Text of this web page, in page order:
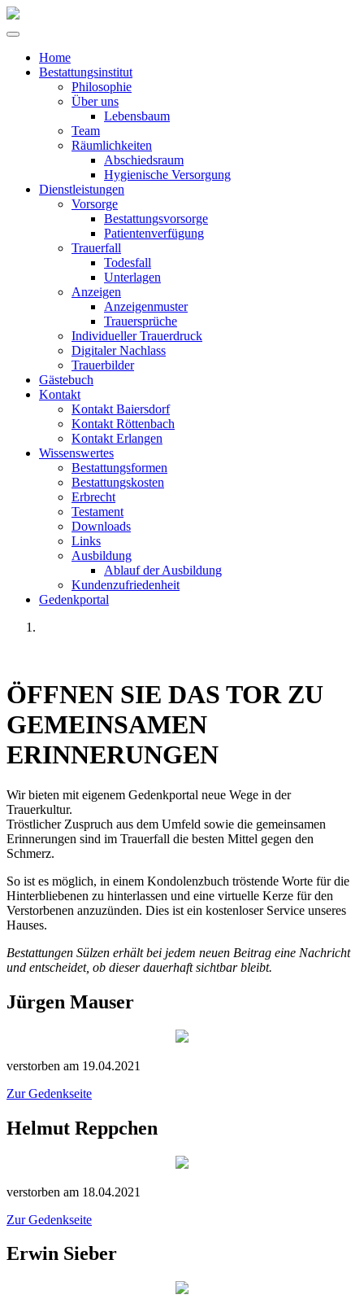
Home
Bestattungsinstitut
Philosophie
Über uns
Lebensbaum
Team
Räumlichkeiten
Abschiedsraum
Hygienische Versorgung
Dienstleistungen
Vorsorge
Bestattungsvorsorge
Patientenverfügung
Trauerfall
Todesfall
Unterlagen
Anzeigen
Anzeigenmuster
Trauersprüche
Individueller Trauerdruck
Digitaler Nachlass
Trauerbilder
Gästebuch
Kontakt
Kontakt Baiersdorf
Kontakt Röttenbach
Kontakt Erlangen
Wissenswertes
Bestattungsformen
Bestattungskosten
Erbrecht
Testament
Downloads
Links
Ausbildung
Ablauf der Ausbildung
Kundenzufriedenheit
Gedenkportal
ÖFFNEN SIE DAS TOR ZU
GEMEINSAMEN
ERINNERUNGEN
Wir bieten mit eigenem Gedenkportal neue Wege in der
Trauerkultur.
Tröstlicher Zuspruch aus dem Umfeld sowie die gemeinsamen
Erinnerungen sind im Trauerfall die besten Mittel gegen den
Schmerz.
So ist es möglich, in einem Kondolenzbuch tröstende Worte für die
Hinterbliebenen zu hinterlassen und eine virtuelle Kerze für den
Verstorbenen anzuzünden. Dies ist ein kostenloser Service unseres
Hauses.
Bestattungen Sülzen erhält bei jedem neuen Beitrag eine Nachricht
und entscheidet, ob dieser dauerhaft sichtbar bleibt.
Jürgen Mauser
verstorben am 19.04.2021
Zur Gedenkseite
Helmut Reppchen
verstorben am 18.04.2021
Zur Gedenkseite
Erwin Sieber